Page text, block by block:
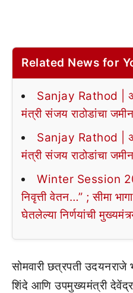
Related News for
Sanjay Rathod |
मंत्री संजय राठोडांचा
Sanjay Rathod |
मंत्री संजय राठोडांचा
Winter Session
निवृत्ती वेतन…” ; सीमा
घेतलेल्या निर्णयांची
सोमवारी छत्रपती
शिंदे आणि उपमुख्यमंत्री